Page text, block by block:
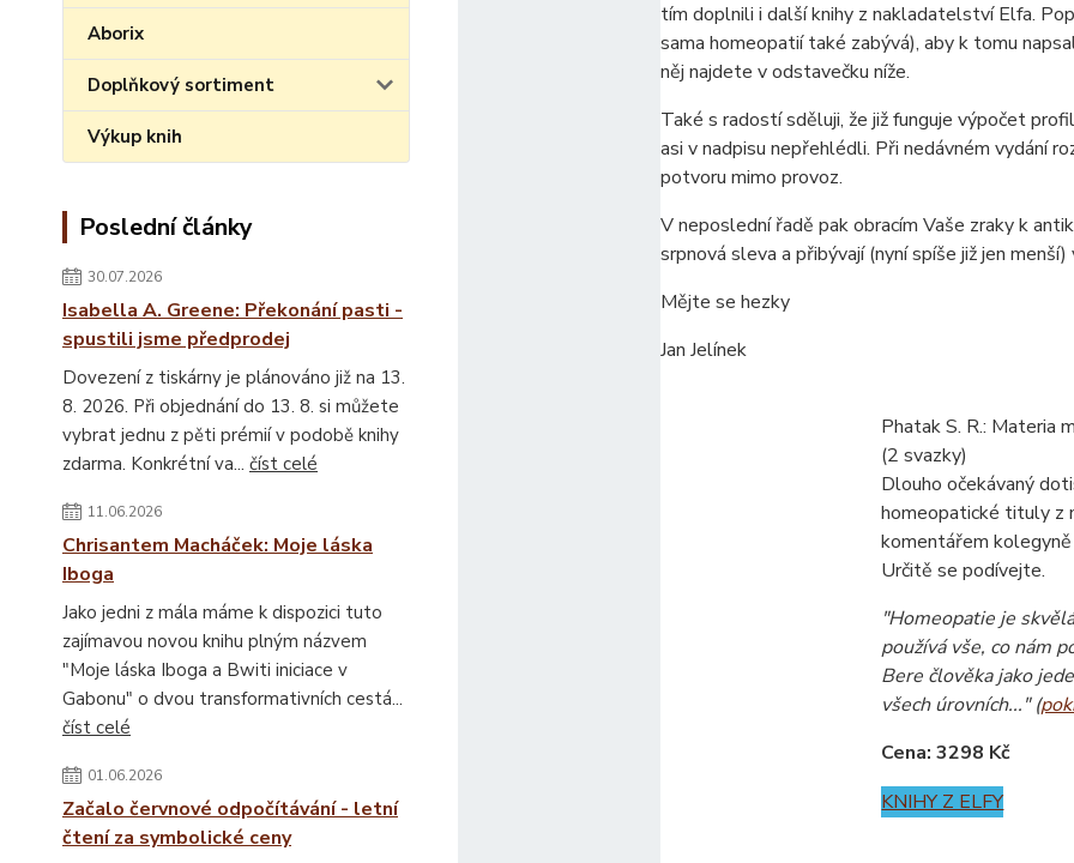
Aborix
Doplňkový sortiment
Výkup knih
Poslední články
30.07.2026
Isabella A. Greene: Překonání pasti -
spustili jsme předprodej
Dovezení z tiskárny je plánováno již na 13.
8. 2026. Při objednání do 13. 8. si můžete
vybrat jednu z pěti prémií v podobě knihy
zdarma. Konkrétní va... číst celé
11.06.2026
Chrisantem Macháček: Moje láska
Iboga
Jako jedni z mála máme k dispozici tuto
zajímavou novou knihu plným názvem
"Moje láska Iboga a Bwiti iniciace v
Gabonu" o dvou transformativních cestá...
číst celé
01.06.2026
Začalo červnové odpočítávání - letní
čtení za symbolické ceny
tím doplnili i další knihy z nakladatelství Elfa.
sama homeopatií také zabývá), aby k tomu
něj najdete v odstavečku níže.
Také s radostí sděluji, že již funguje výpočet
asi v nadpisu nepřehlédli. Při nedávném vydání
potvoru mimo provoz.
V neposlední řadě pak obracím Vaše zraky k
srpnová sleva a přibývají (nyní spíše již jen menší)
Mějte se hezky
Jan Jelínek
Phatak S. R.: Materia
(2 svazky)
Dlouho očekávaný
homeopatické tituly z
komentářem kolegyně
Určitě se podívejte.
"Homeopatie je
používá vše, co nám
Bere člověka jako
všech úrovních..." (
Cena: 3298 Kč
KNIHY Z ELFY